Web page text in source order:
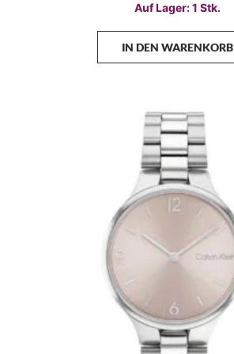
Auf Lager: 1 Stk.
IN DEN WARENKORB